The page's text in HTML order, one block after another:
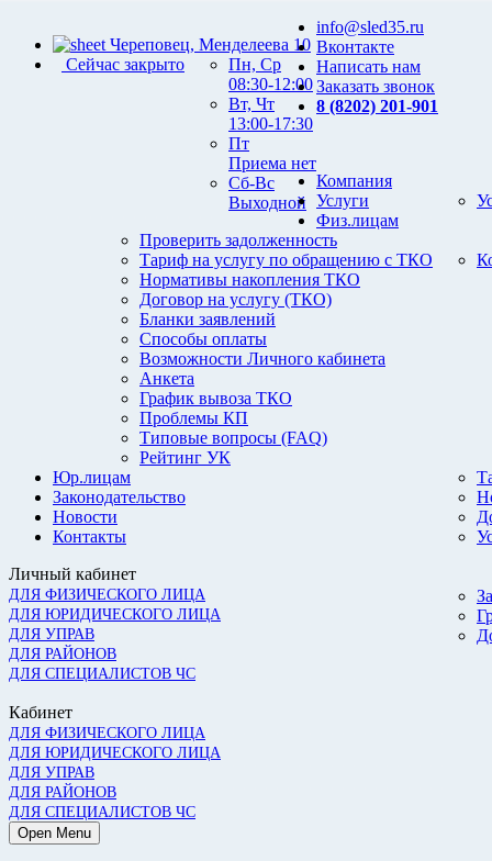
Череповец, Менделеева 10
Сейчас закрыто
Пн, Ср
08:30-12:00
Вт, Чт
13:00-17:30
Пт
Приема нет
Сб-Вс
Выходной
info@sled35.ru
Вконтакте
Написать нам
Заказать звонок
8 (8202) 201-901
Компания
Услуги
Физ.лицам
Проверить задолженность
Тариф на услугу по обращению с ТКО
Нормативы накопления ТКО
Договор на услугу (ТКО)
Бланки заявлений
Способы оплаты
Возможности Личного кабинета
Анкета
График вывоза ТКО
Проблемы КП
Типовые вопросы (FAQ)
Рейтинг УК
Юр.лицам
Законодательство
Новости
Контакты
Личный кабинет
ДЛЯ ФИЗИЧЕСКОГО ЛИЦА
ДЛЯ ЮРИДИЧЕСКОГО ЛИЦА
ДЛЯ УПРАВ
ДЛЯ РАЙОНОВ
ДЛЯ СПЕЦИАЛИСТОВ ЧС
Кабинет
ДЛЯ ФИЗИЧЕСКОГО ЛИЦА
ДЛЯ ЮРИДИЧЕСКОГО ЛИЦА
ДЛЯ УПРАВ
ДЛЯ РАЙОНОВ
ДЛЯ СПЕЦИАЛИСТОВ ЧС
Open Menu